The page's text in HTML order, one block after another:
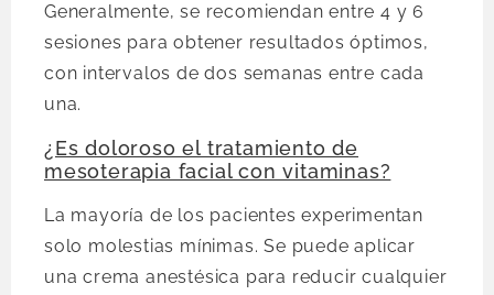
Generalmente, se recomiendan entre 4 y 6
sesiones para obtener resultados óptimos,
con intervalos de dos semanas entre cada
una.
¿Es doloroso el tratamiento de
mesoterapia facial con vitaminas?
La mayoría de los pacientes experimentan
solo molestias mínimas. Se puede aplicar
una crema anestésica para reducir cualquier